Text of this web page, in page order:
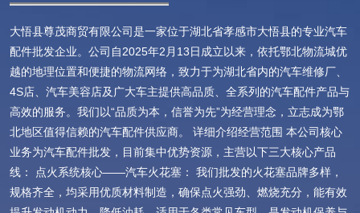
大悟县尊茂商贸有限公司是一家位于湖北省孝感市大悟县的专业汽车
配件批发企业。公司自2025年2月13日成立以来，依托鄂北物流城优
越的地理位置和便捷的物流网络，致力于为湖北省内的汽车维修厂、
4S店、汽车美容店及广大车主提供高品质、全系列的汽车配件产品与
高效的服务。我们以“品质为本，信誉为先”为经营理念，立志成为鄂
北地区值得信赖的汽车配件供应商。 详细介绍经营范围 本公司核心
业务为汽车配件批发，目前集中优势资源，主营以下三大核心产品
线： 点火系统核心——汽车火花塞： 我们批发的火花塞品牌多样，
规格齐全，均采用优质材料制造，确保点火强劲、燃烧充分，能有效